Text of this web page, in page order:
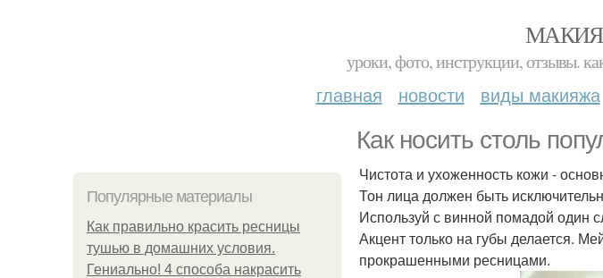
уроки, фото, инструкции, отзывы.
главная новости виды макияжа
Как носить столь
Популярные материалы
Как правильно красить ресницы
тушью в домашних условия.
Гениально! 4 способа накрасить
Чистота и ухоженность кожи -
Тон лица должен быть
Используй с винной помадой один
Акцент только на губы делается.
прокрашенными ресницами.